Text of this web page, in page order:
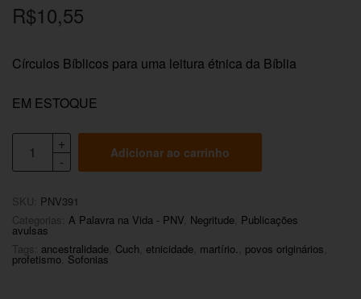
R$10,55
Círculos Bíblicos para uma leitura étnica da Bíblia
EM ESTOQUE
Adicionar ao carrinho
SKU: PNV391
Categorias: A Palavra na Vida - PNV Negritude Publicações
avulsas
Tags: ancestralidade Cuch etnicidade martírio. povos originários
profetismo Sofonias